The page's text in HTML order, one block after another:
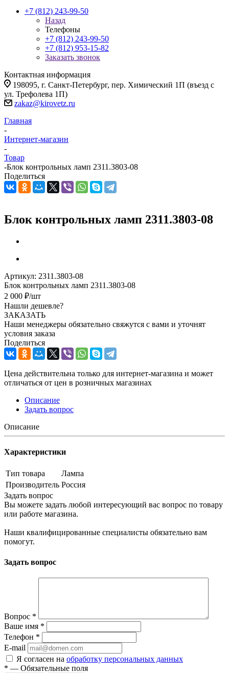
+7 (812) 243-99-50
Назад
Телефоны
+7 (812) 243-99-50
+7 (812) 953-15-82
Заказать звонок
Контактная информация
198095, г. Санкт-Петербург, пер. Химический 1П (въезд с
ул. Трефолева 1П)
zakaz@kirovetz.ru
Главная
-
Интернет-магазин
-
Товар
-Блок контрольных ламп 2311.3803-08
Поделиться
Блок контрольных ламп 2311.3803-08
Артикул: 2311.3803-08
Блок контрольных ламп 2311.3803-08
2 000 ₽/шт
Нашли дешевле?
ЗАКАЗАТЬ
Наши менеджеры обязательно свяжутся с вами и уточнят
условия заказа
Поделиться
Цена действительна только для интернет-магазина и может
отличаться от цен в розничных магазинах
Описание
Задать вопрос
Описание
Характеристики
Тип товара
Лампа
Производитель Россия
Задать вопрос
Вы можете задать любой интересующий вас вопрос по товару
или работе магазина.
Наши квалифицированные специалисты обязательно вам
помогут.
Задать вопрос
Вопрос *
Ваше имя *
Телефон *
E-mail
Я согласен на обработку персональных данных
* — Обязательные поля